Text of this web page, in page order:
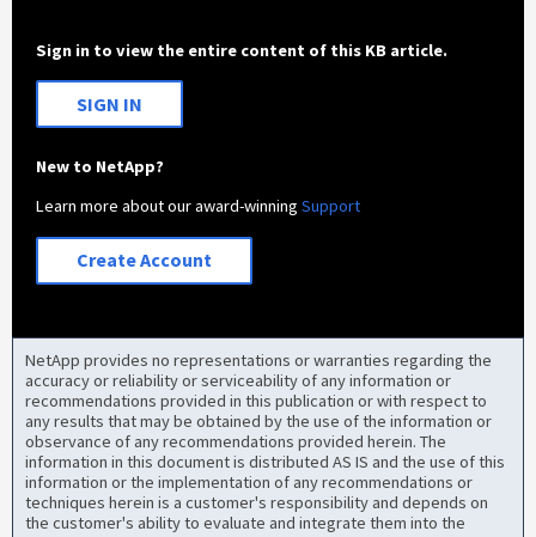
Sign in to view the entire content of this KB article.
SIGN IN
New to NetApp?
Learn more about our award-winningSupport
Create Account
NetApp provides no representations or warranties regarding the
accuracy or reliability or serviceability of any information or
recommendations provided in this publication or with respect to
any results that may be obtained by the use of the information or
observance of any recommendations provided herein. The
information in this document is distributed AS IS and the use of this
information or the implementation of any recommendations or
techniques herein is a customer's responsibility and depends on
the customer's ability to evaluate and integrate them into the